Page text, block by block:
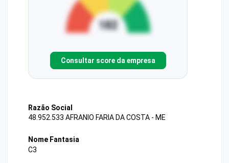
Consultar score da empresa
Razão Social
48.952.533 AFRANIO FARIA DA COSTA - ME
Nome Fantasia
C3